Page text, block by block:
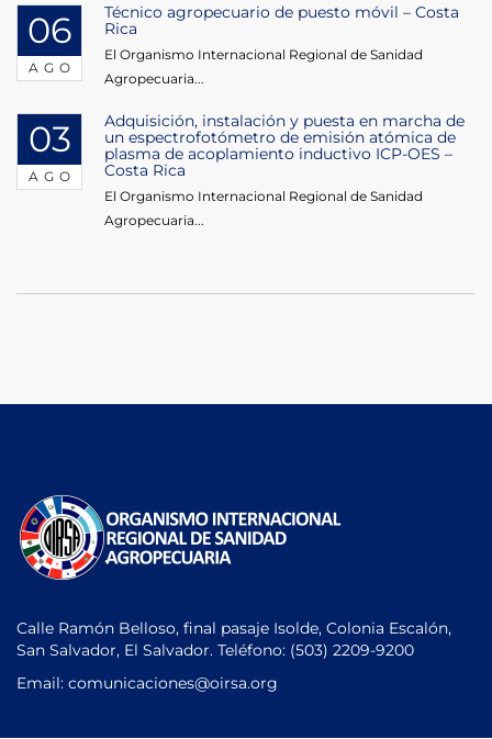
06
AGO
Técnico agropecuario de puesto móvil – Costa
Rica
El Organismo Internacional Regional de Sanidad
Agropecuaria...
03
AGO
Adquisición, instalación y puesta en marcha de
un espectrofotómetro de emisión atómica de
plasma de acoplamiento inductivo ICP-OES –
Costa Rica
El Organismo Internacional Regional de Sanidad
Agropecuaria...
Calle Ramón Belloso, final pasaje Isolde, Colonia Escalón,
San Salvador, El Salvador. Teléfono: (503) 2209-9200
Email: comunicaciones@oirsa.org